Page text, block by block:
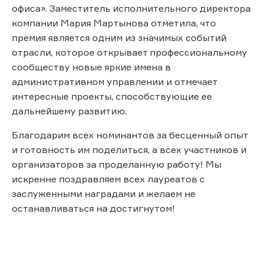
офиса». Заместитель исполнительного директора
компании Мария Мартынова отметила, что
премия является одним из значимых событий
отрасли, которое открывает профессиональному
сообществу новые яркие имена в
административном управлении и отмечает
интересные проекты, способствующие ее
дальнейшему развитию.
Благодарим всех номинантов за бесценный опыт
и готовность им поделиться, а всех участников и
организаторов за проделанную работу! Мы
искренне поздравляем всех лауреатов с
заслуженными наградами и желаем не
останавливаться на достигнутом!